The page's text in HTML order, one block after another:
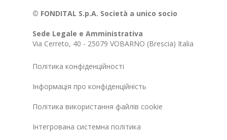
© FONDITAL S.p.A. Società a unico socio
Sede Legale e Amministrativa
Via Cerreto, 40 - 25079 VOBARNO (Brescia) Italia
Політика конфіденційності
Інформація про конфіденційність
Політика використання файлів cookie
Інтегрована системна політика